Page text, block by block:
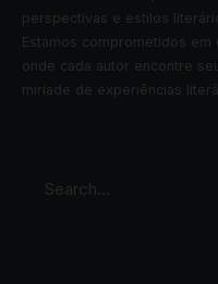
perspectivas e estilos
Estamos comprometidos em
onde cada autor encontre
miríade de experiências